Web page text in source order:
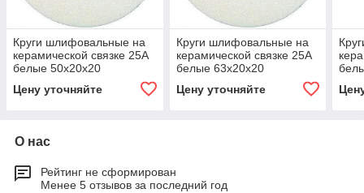
Круги шлифовальные на
керамической связке 25А
белые 50х20х20
Цену уточняйте
Круги шлифовальные на
керамической связке 25А
белые 63х20х20
Цену уточняйте
О нас
Рейтинг не сформирован
Менее 5 отзывов за последний год